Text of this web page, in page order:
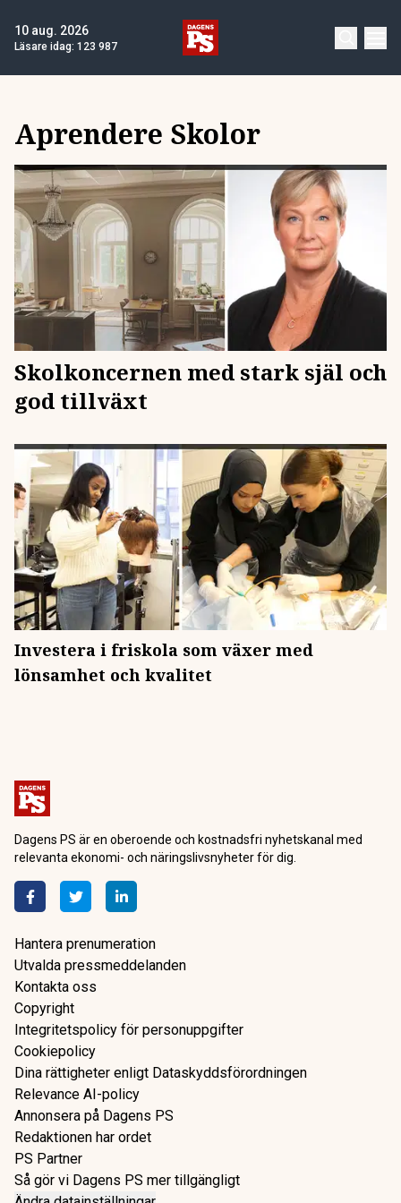
10 aug. 2026
Läsare idag: 123 987
Aprendere Skolor
Skolkoncernen med stark själ och
god tillväxt
Investera i friskola som växer med
lönsamhet och kvalitet
Dagens PS är en oberoende och kostnadsfri nyhetskanal med
relevanta ekonomi- och näringslivsnyheter för dig.
Hantera prenumeration
Utvalda pressmeddelanden
Kontakta oss
Copyright
Integritetspolicy för personuppgifter
Cookiepolicy
Dina rättigheter enligt Dataskyddsförordningen
Relevance AI-policy
Annonsera på Dagens PS
Redaktionen har ordet
PS Partner
Så gör vi Dagens PS mer tillgängligt